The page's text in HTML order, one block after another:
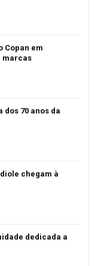
Copan em
marcas
dos 70 anos da
chegam à
dedicada a